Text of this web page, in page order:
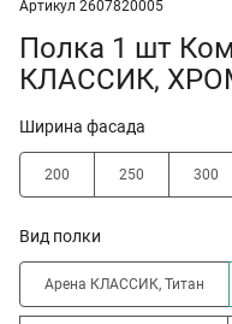
Артикул 2607820005
Полка 1 шт
КЛАССИК,
Ширина фасада
200 250 300
Вид полки
Арена КЛАССИК, Титан